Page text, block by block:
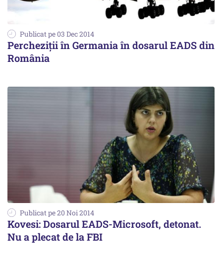
Publicat pe 03 Dec 2014
Percheziții în Germania în dosarul EADS din
România
Publicat pe 20 Noi 2014
Kovesi: Dosarul EADS-Microsoft, detonat.
Nu a plecat de la FBI